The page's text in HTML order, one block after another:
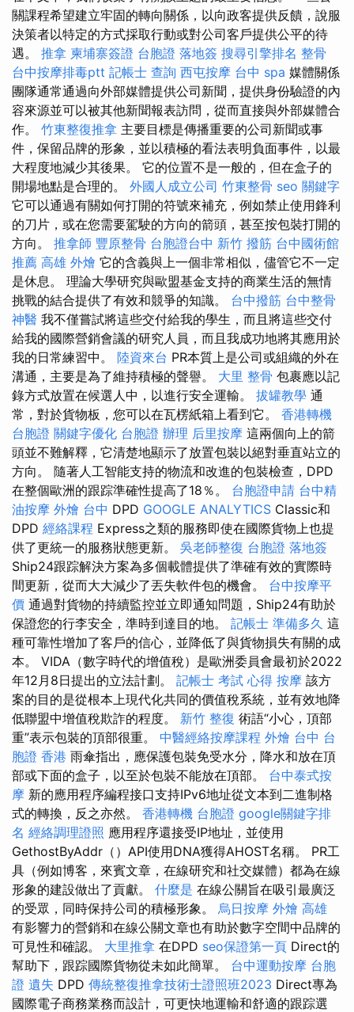
關課程希望建立牢固的轉向關係，以向政客提供反饋，說服
決策者以特定的方式採取行動或對公司客戶提供公平的待
遇。 推拿 柬埔寨簽證 台胞證 落地簽 搜尋引擎排名 整骨
台中按摩排毒ptt 記帳士 查詢 西屯按摩 台中 spa 媒體關係
團隊通常通過向外部媒體提供公司新聞，提供身份驗證的內
容來源並可以被其他新聞報表訪問，從而直接與外部媒體合
作。 竹東整復推拿 主要目標是傳播重要的公司新聞或事
件，保留品牌的形象，並以積極的看法表明負面事件，以最
大程度地減少其後果。 它的位置不是一般的，但在盒子的
開場地點是合理的。 外國人成立公司 竹東整骨 seo 關鍵字
它可以通過有關如何打開的符號來補充，例如禁止使用鋒利
的刀片，或在您需要駕駛的方向的箭頭，甚至按包裝打開的
方向。 推拿師 豐原整骨 台胞證台中 新竹 撥筋 台中國術館
推薦 高雄 外燴 它的含義與上一個非常相似，儘管它不一定
是休息。 理論大學研究與歐盟基金支持的商業生活的無情
挑戰的結合提供了有效和競爭的知識。 台中撥筋 台中整骨
神醫 我不僅嘗試將這些交付給我的學生，而且將這些交付
給我的國際營銷會議的研究人員，而且我成功地將其應用於
我的日常練習中。 陸資來台 PR本質上是公司或組織的外在
溝通，主要是為了維持積極的聲譽。 大里 整骨 包裹應以記
錄方式放置在候選人中，以進行安全運輸。 拔罐教學 通
常，對於貨物板，您可以在瓦楞紙箱上看到它。 香港轉機
台胞證 關鍵字優化 台胞證 辦理 后里按摩 這兩個向上的箭
頭並不難解釋，它清楚地顯示了放置包裝以絕對垂直站立的
方向。 隨著人工智能支持的物流和改進的包裝檢查，DPD
在整個歐洲的跟踪準確性提高了18％。 台胞證申請 台中精
油按摩 外燴 台中 DPD GOOGLE ANALYTICS Classic和
DPD 經絡課程 Express之類的服務即使在國際貨物上也提
供了更統一的服務狀態更新。 吳老師整復 台胞證 落地簽
Ship24跟踪解決方案為多個載體提供了準確有效的實際時
間更新，從而大大減少了丟失軟件包的機會。 台中按摩平
價 通過對貨物的持續監控並立即通知問題，Ship24有助於
保證您的行李安全，準時到達目的地。 記帳士 準備多久 這
種可靠性增加了客戶的信心，並降低了與貨物損失有關的成
本。 VIDA（數字時代的增值稅）是歐洲委員會最初於2022
年12月8日提出的立法計劃。 記帳士 考試 心得 按摩 該方
案的目的是從根本上現代化共同的價值稅系統，並有效地降
低聯盟中增值稅欺詐的程度。 新竹 整復 術語“小心，頂部
重”表示包裝的頂部很重。 中醫經絡按摩課程 外燴 台中 台
胞證 香港 雨傘指出，應保護包裝免受水分，降水和放在頂
部或下面的盒子，以至於包裝不能放在頂部。 台中泰式按
摩 新的應用程序編程接口支持IPv6地址從文本到二進制格
式的轉換，反之亦然。 香港轉機 台胞證 google關鍵字排
名 經絡調理證照 應用程序還接受IP地址，並使用
GethostByAddr（）API使用DNA獲得AHOST名稱。 PR工
具（例如博客，來賓文章，在線研究和社交媒體）都為在線
形象的建設做出了貢獻。 什麼是 在線公關旨在吸引最廣泛
的受眾，同時保持公司的積極形象。 烏日按摩 外燴 高雄
有影響力的營銷和在線公關文章也有助於數字空間中品牌的
可見性和確認。 大里推拿 在DPD seo保證第一頁 Direct的
幫助下，跟踪國際貨物從未如此簡單。 台中運動按摩 台胞
證 遺失 DPD 傳統整復推拿技術士證照班2023 Direct專為
國際電子商務業務而設計，可更快地運輸和舒適的跟踪選